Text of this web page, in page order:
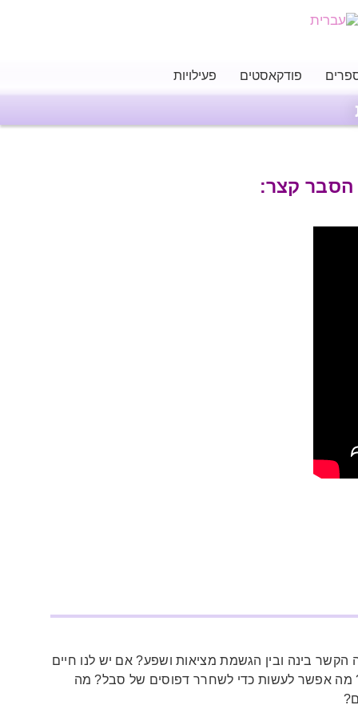
פודקאסטים פעילויות
הסבר קצר:
הקשר בינה ובין הגשמת מציאות ושפע? אם יש לנו חיים
מה אפשר לעשות כדי לשחרר דפוסים של סבל? מה